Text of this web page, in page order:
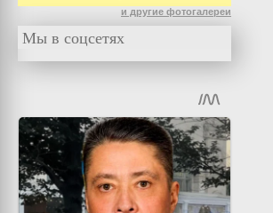
и другие фотогалереи
Мы в соцсетях